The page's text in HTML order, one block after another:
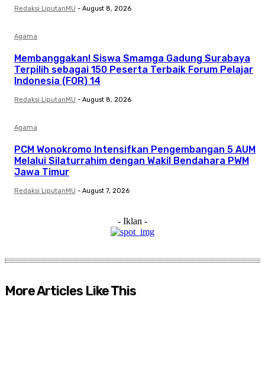
Redaksi LiputanMU - August 8, 2026
Agama
Membanggakan! Siswa Smamga Gadung Surabaya
Terpilih sebagai 150 Peserta Terbaik Forum Pelajar
Indonesia (FOR) 14
Redaksi LiputanMU - August 8, 2026
Agama
PCM Wonokromo Intensifkan Pengembangan 5 AUM
Melalui Silaturrahim dengan Wakil Bendahara PWM
Jawa Timur
Redaksi LiputanMU - August 7, 2026
- Iklan -
More Articles Like This